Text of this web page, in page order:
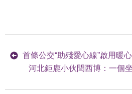
首條公交“助殘愛心線”啟用暖
河北鉅鹿小伙閆西博：一個